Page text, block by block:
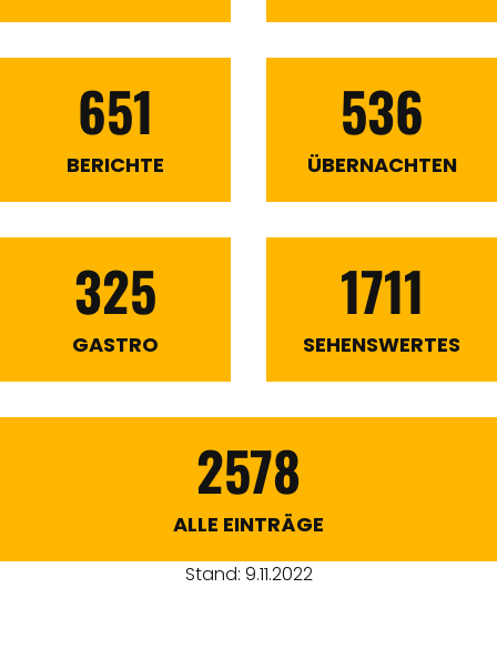
651
BERICHTE
536
ÜBERNACHTEN
325
GASTRO
1711
SEHENSWERTES
2578
ALLE EINTRÄGE
Stand: 9.11.2022